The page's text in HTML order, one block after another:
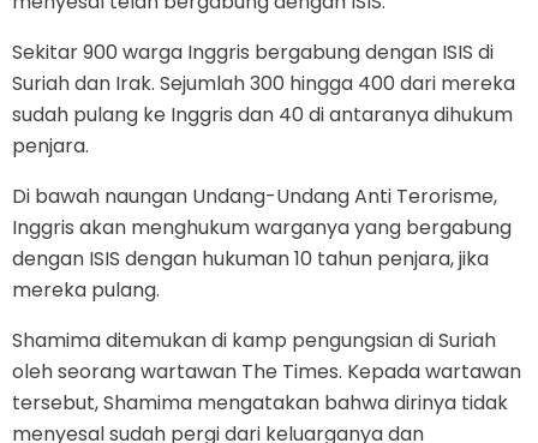
Sekitar 900 warga Inggris bergabung dengan ISIS di
Suriah dan Irak. Sejumlah 300 hingga 400 dari mereka
sudah pulang ke Inggris dan 40 di antaranya dihukum
penjara.
Di bawah naungan Undang-Undang Anti Terorisme,
Inggris akan menghukum warganya yang bergabung
dengan ISIS dengan hukuman 10 tahun penjara, jika
mereka pulang.
Shamima ditemukan di kamp pengungsian di Suriah
oleh seorang wartawan The Times. Kepada wartawan
tersebut, Shamima mengatakan bahwa dirinya tidak
menyesal sudah pergi dari keluarganya dan